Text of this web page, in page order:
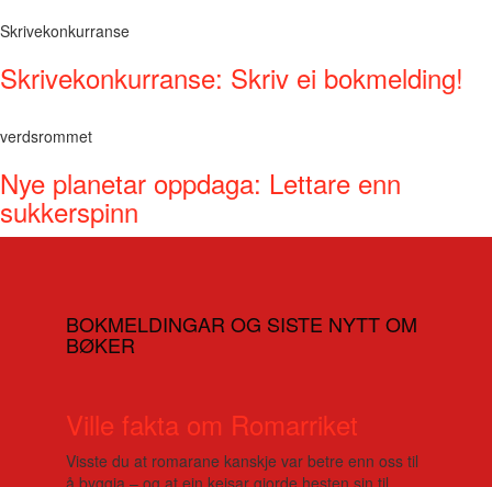
Skrivekonkurranse
Skrivekonkurranse: Skriv ei bokmelding!
verdsrommet
Nye planetar oppdaga: Lettare enn
sukkerspinn
BOKMELDINGAR OG SISTE NYTT OM
BØKER
Ville fakta om Romarriket
Visste du at romarane kanskje var betre enn oss til